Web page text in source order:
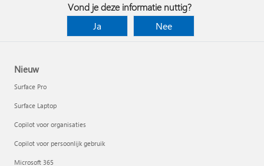
Vond je deze informatie nuttig?
Ja
Nee
Nieuw
Surface Pro
Surface Laptop
Copilot voor organisaties
Copilot voor persoonlijk gebruik
Microsoft 365